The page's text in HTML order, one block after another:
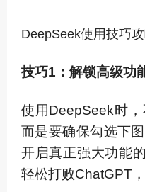
DeepSeek使用技巧
技巧1：解锁高级功
使用DeepSeek时，
而是要确保勾选下
开启真正强大功能
轻松打败ChatGPT